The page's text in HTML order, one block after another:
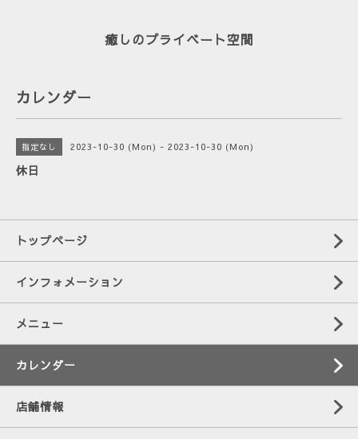
癒しのプライベート空間
カレンダー
指定なし 2023-10-30 (Mon) - 2023-10-30 (Mon)
休日
トップページ
インフォメーション
メニュー
カレンダー
店舗情報